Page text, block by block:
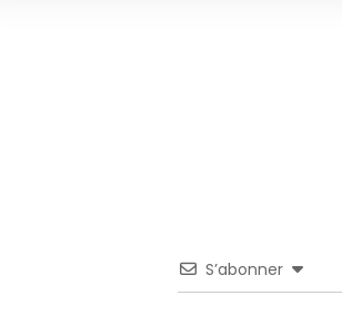
S’abonner